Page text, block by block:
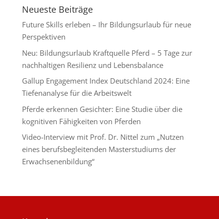
Neueste Beiträge
Future Skills erleben – Ihr Bildungsurlaub für neue
Perspektiven
Neu: Bildungsurlaub Kraftquelle Pferd – 5 Tage zur
nachhaltigen Resilienz und Lebensbalance
Gallup Engagement Index Deutschland 2024: Eine
Tiefenanalyse für die Arbeitswelt
Pferde erkennen Gesichter: Eine Studie über die
kognitiven Fähigkeiten von Pferden
Video-Interview mit Prof. Dr. Nittel zum „Nutzen
eines berufsbegleitenden Masterstudiums der
Erwachsenenbildung“